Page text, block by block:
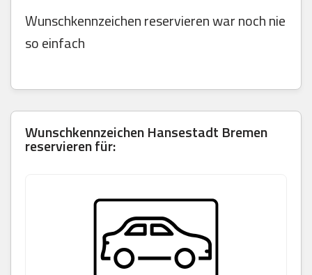
Wunschkennzeichen reservieren war noch nie
so einfach
WunschkennzeichenHansestadt Bremen
reservieren für: